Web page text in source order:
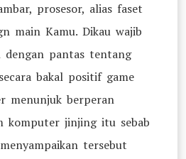
prosesor, alias faset
main Kamu. Dikau wajib
dengan pantas tentang
bakal positif game
menunjuk berperan
komputer jinjing itu sebab
tersebut